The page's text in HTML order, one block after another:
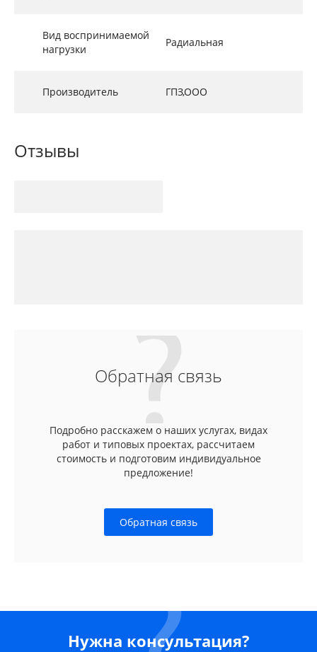
Вид воспринимаемой
нагрузки
Радиальная
Производитель ГПЗ,ООО
Отзывы
Обратная связь
Подробно расскажем о наших услугах, видах
работ и типовых проектах, рассчитаем
стоимость и подготовим индивидуальное
предложение!
Обратная связь
Нужна консультация?